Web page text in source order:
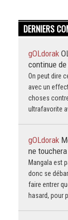
DERNIERS
gOLdorak
continue
On peut dire
avec un
choses
ultrafavorite
gOLdorak
ne
Mangala est
donc se
faire entrer
hasard, pour